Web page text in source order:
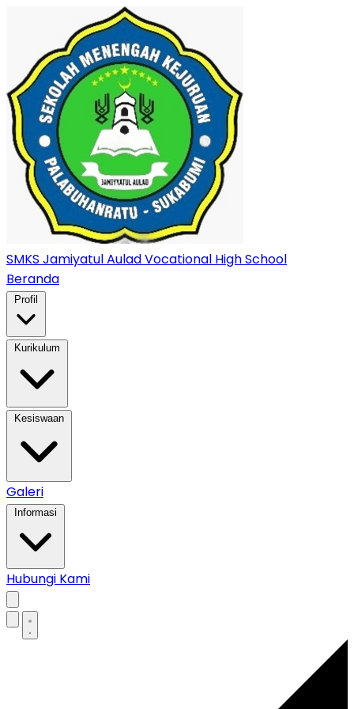
SMKS Jamiyatul AuladVocational High School
Beranda
Profil
Kurikulum
Kesiswaan
Galeri
Informasi
Hubungi Kami